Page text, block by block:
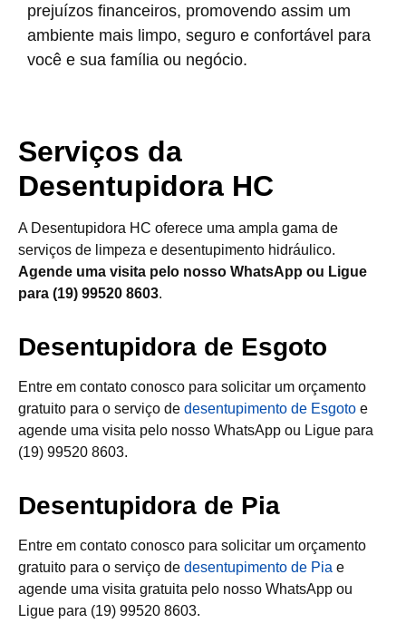
prejuízos financeiros, promovendo assim um
ambiente mais limpo, seguro e confortável para
você e sua família ou negócio.
Serviços da
Desentupidora HC
A Desentupidora HC oferece uma ampla gama de
serviços de limpeza e desentupimento hidráulico.
Agende uma visita pelo nosso WhatsApp ou Ligue
para (19) 99520 8603.
Desentupidora de Esgoto
Entre em contato conosco para solicitar um orçamento
gratuito para o serviço de desentupimento de Esgoto e
agende uma visita pelo nosso WhatsApp ou Ligue para
(19) 99520 8603.
Desentupidora de Pia
Entre em contato conosco para solicitar um orçamento
gratuito para o serviço de desentupimento de Pia e
agende uma visita gratuita pelo nosso WhatsApp ou
Ligue para (19) 99520 8603.